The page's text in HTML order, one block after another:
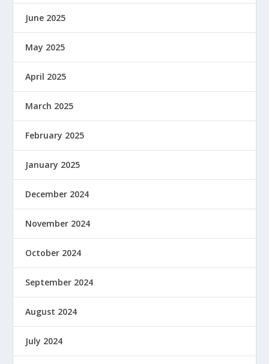
June 2025
May 2025
April 2025
March 2025
February 2025
January 2025
December 2024
November 2024
October 2024
September 2024
August 2024
July 2024